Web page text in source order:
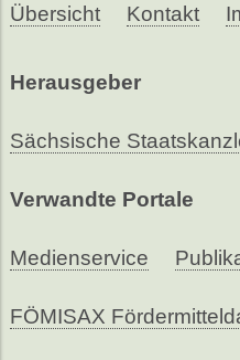
Übersicht Kontakt
Herausgeber
Sächsische
Verwandte Portale
Medienservice
FÖMISAX